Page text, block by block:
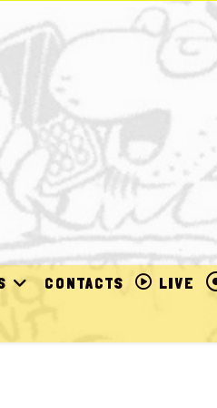
CONTACTS LIVE